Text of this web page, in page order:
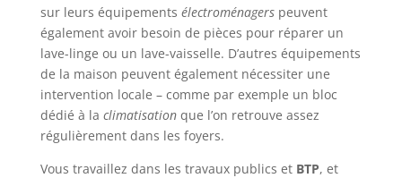
sur leurs équipements électroménagerspeuvent
également avoir besoin de pièces pour réparer un
lave-linge ou un lave-vaisselle. D’autres équipements
de la maison peuvent également nécessiter une
intervention locale – comme par exemple un bloc
dédié à la climatisationque l’on retrouve assez
régulièrement dans les foyers.
Vous travaillez dans les travaux publics et BTP, et